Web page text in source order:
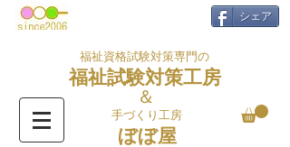
シェア
福祉資格試験対策専門の
福祉試験対策工房
＆
手づくり工房
ぼぼ屋